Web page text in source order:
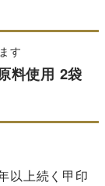
す
料使用 2袋
以上続く甲印